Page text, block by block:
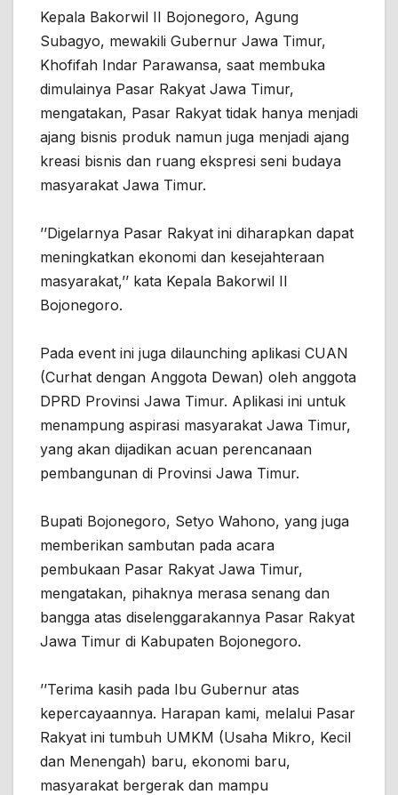
Kepala Bakorwil II Bojonegoro, Agung
Subagyo, mewakili Gubernur Jawa Timur,
Khofifah Indar Parawansa, saat membuka
dimulainya Pasar Rakyat Jawa Timur,
mengatakan, Pasar Rakyat tidak hanya menjadi
ajang bisnis produk namun juga menjadi ajang
kreasi bisnis dan ruang ekspresi seni budaya
masyarakat Jawa Timur.
’’Digelarnya Pasar Rakyat ini diharapkan dapat
meningkatkan ekonomi dan kesejahteraan
masyarakat,’’ kata Kepala Bakorwil II
Bojonegoro.
Pada event ini juga dilaunching aplikasi CUAN
(Curhat dengan Anggota Dewan) oleh anggota
DPRD Provinsi Jawa Timur. Aplikasi ini untuk
menampung aspirasi masyarakat Jawa Timur,
yang akan dijadikan acuan perencanaan
pembangunan di Provinsi Jawa Timur.
Bupati Bojonegoro, Setyo Wahono, yang juga
memberikan sambutan pada acara
pembukaan Pasar Rakyat Jawa Timur,
mengatakan, pihaknya merasa senang dan
bangga atas diselenggarakannya Pasar Rakyat
Jawa Timur di Kabupaten Bojonegoro.
’’Terima kasih pada Ibu Gubernur atas
kepercayaannya. Harapan kami, melalui Pasar
Rakyat ini tumbuh UMKM (Usaha Mikro, Kecil
dan Menengah) baru, ekonomi baru,
masyarakat bergerak dan mampu